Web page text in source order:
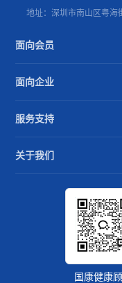
地址：深圳市南山区粤海
面向会员
面向企业
服务支持
关于我们
国康健康